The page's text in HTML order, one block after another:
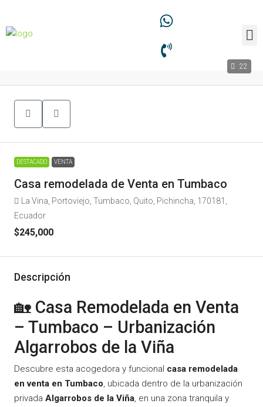
22
DESTACADO VENTA
Casa remodelada de Venta en Tumbaco
La Vina, Portoviejo, Tumbaco, Quito, Pichincha, 170181,
Ecuador
$245,000
Descripción
🏡 Casa Remodelada en Venta
– Tumbaco – Urbanización
Algarrobos de la Viña
Descubre esta acogedora y funcional casa remodelada
en venta en Tumbaco, ubicada dentro de la urbanización
privada Algarrobos de la Viña, en una zona tranquila y